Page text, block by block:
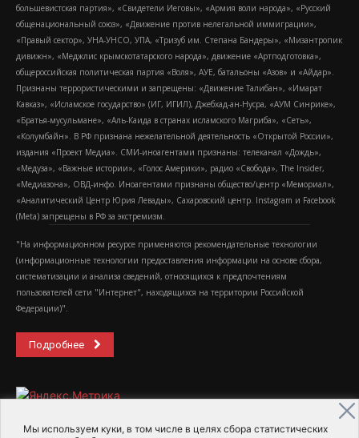
Мы используем куки, в том числе в целях сбора статистических
большевистская партия», «Свидетели Иеговы», «Армия воли народа», «Русский
общенациональный союз», «Движение против нелегальной иммиграции»,
«Правый сектор», УНА-УНСО, УПА, «Тризуб им. Степана Бандеры», «Мизантропик
дивижн», «Меджлис крымскотатарского народа», движение «Артподготовка»,
общероссийская политическая партия «Воля», АУЕ, батальоны «Азов» и «Айдар».
Признаны террористическими и запрещены: «Движение Талибан», «Имарат
Кавказ», «Исламское государство» (ИГ, ИГИЛ), Джебхад-ан-Нусра, «АУМ Синрике»,
«Братья-мусульмане», «Аль-Каида в странах исламского Магриба», «Сеть»,
«Колумбайн». В РФ признана нежелательной деятельность «Открытой России»,
издания «Проект Медиа». СМИ-иноагентами признаны: телеканал «Дождь»,
«Медуза», «Важные истории», «Голос Америки», радио «Свобода», The Insider,
«Медиазона», ОВД-инфо. Иноагентами признаны общество/центр «Мемориал»,
«Аналитический Центр Юрия Левады», Сахаровский центр. Instagram и Facebook
(Metа) запрещены в РФ за экстремизм.
"На информационном ресурсе применяются рекомендательные технологии
(информационные технологии предоставления информации на основе сбора,
систематизации и анализа сведений, относящихся к предпочтениям
пользователей сети "Интернет", находящихся на территории Российской
Федерации)".
Подробнее